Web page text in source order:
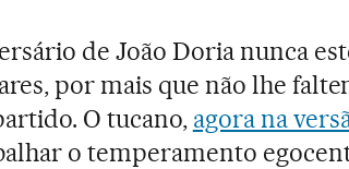
de João Doria nunca
por mais que não lhe
O tucano, agora na
o temperamento